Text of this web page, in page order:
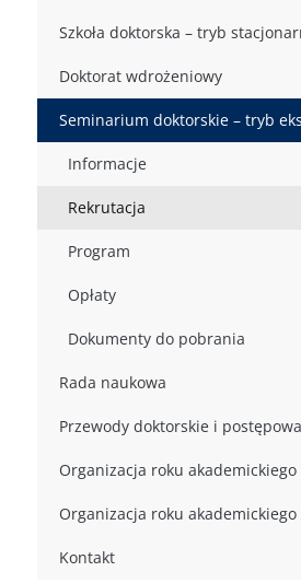
Szkoła doktorska – tryb
Doktorat wdrożeniowy
Seminarium doktorskie – tryb
Informacje
Rekrutacja
Program
Opłaty
Dokumenty do pobrania
Rada naukowa
Przewody doktorskie i
Organizacja roku akademickiego
Organizacja roku akademickiego
Kontakt